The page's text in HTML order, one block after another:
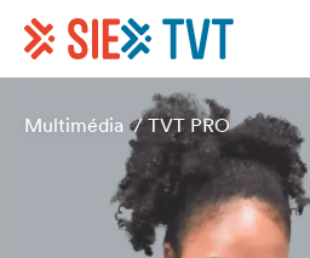
Multimédia /TVT PRO